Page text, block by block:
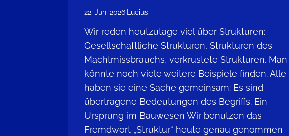
22. Juni 2026·Lucius
Wir reden heutzutage viel über Strukturen:
Gesellschaftliche Strukturen, Strukturen des
Machtmissbrauchs, verkrustete Strukturen. Man
könnte noch viele weitere Beispiele finden. Alle
haben sie eine Sache gemeinsam: Es sind
übertragene Bedeutungen des Begriffs. Ein
Ursprung im Bauwesen Wir benutzen das
Fremdwort „Struktur“ heute genau genommen